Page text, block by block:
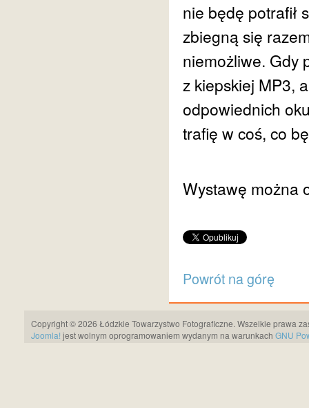
nie będę potrafił
zbiegną się
niemożliwe. Gdy
z kiepskiej MP3,
odpowiednich
trafię w coś, co
Wystawę można
Powrót na górę
Copyright © 2026 Łódzkie Towarzystwo Fotograficzne. Wszelkie prawa
Joomla! jest wolnym oprogramowaniem wydanym na warunkach GNU